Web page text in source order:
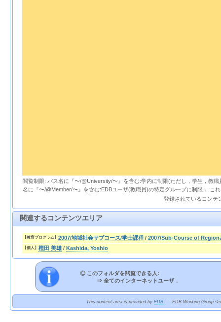
閲覧制限: パス名に『〜/@University/〜』を含む:学内に制限(ただし，学生，教
名に『〜/@Member/〜』を含む:EDBユーザ(教職員)の特定グループに制限． こ
登録されているコンテ
関連するコンテンツエリア
【教育プログラム】 2007/地域社会サブコース/学士課程 / 2007/Sub-Course of
【個人】 樫田 美雄/ Kashida, Yoshio
◎ このフォルダを閲覧できる人:
⇒ 全てのインターネットユーザ．
This content area is provided by EDB. --- EDB Working Group